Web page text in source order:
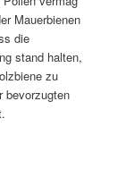
Mauerbienen
die
stand halten,
zu
bevorzugten